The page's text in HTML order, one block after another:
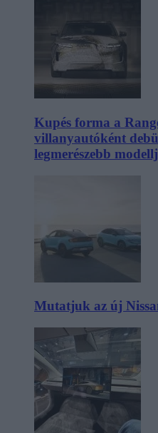
Kupés forma a
villanyautóként
legmerészebb
Mutatjuk az új